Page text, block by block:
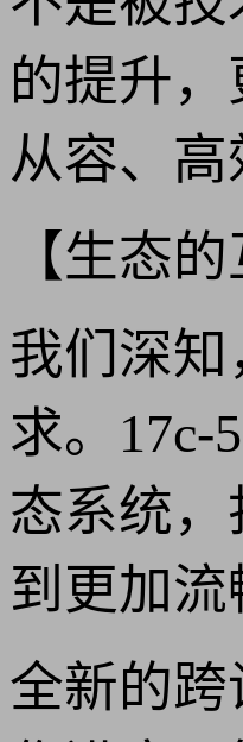
的提升
从容、
【生态
我们深
求。17c-
态系统
到更加
全新的